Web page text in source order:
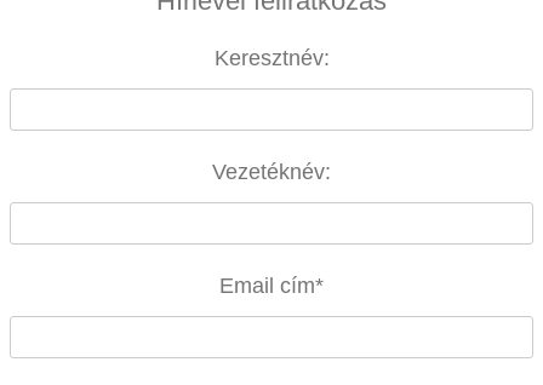
Keresztnév:
Vezetéknév:
Email cím*